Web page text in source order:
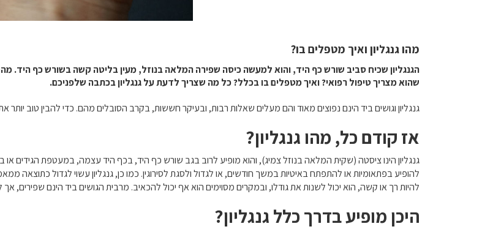
מהו גנגליון ואיך מטפלים בו?
הגנגליון שכיח סביב שורש כף היד, והוא למעשה כיסה שפירה המלאה בנוזל, מעין בליטה קשה בשורש כף היד.
שהוא מצריך טיפול רפואי? ואיך מטפלים בו בכלל? כל מה שצריך לדעת על גנגליון בכתבה שלפניכם.
גנגליון וגושים ביד הינם נפוצים מאוד והם מעלים שאלות רבות, ובעיקר חששות, בקרב הסובלים מהם. כדי להבין טוב
אז קודם כל, מהו גנגליון?
גנגליון הינו ציסטה (שקית המלאה בנוזל צמיג), והוא מופיע לרוב בגב שורש כף היד, בכף היד עצמה, במעטפת הגידים או
להופיע בפתאומיות או להתפתח באיטיות במשך חודשים, או לגדול ולסגת לסירוגין. כמו כן, גנגליון עשוי לגדול כתוצאה
להיות רך או קשה, הוא יכול לשנות את גודלו, ובמקרים מסוימים הוא אף יכול להכאיב. מרבית הגושים ביד הינם
היכן מופיע בדרך כלל גנגליון?